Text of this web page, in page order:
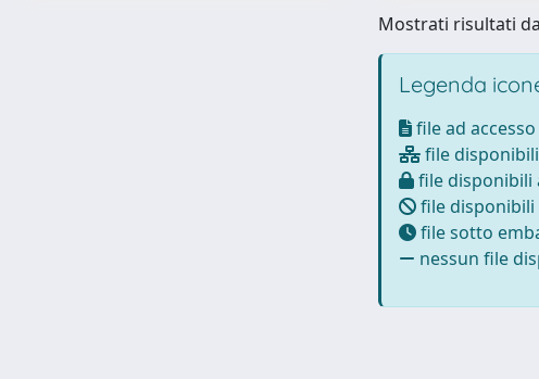
Mostrati risultati
Legenda
file ad
file
file disponibili
file
file sotto
nessun file